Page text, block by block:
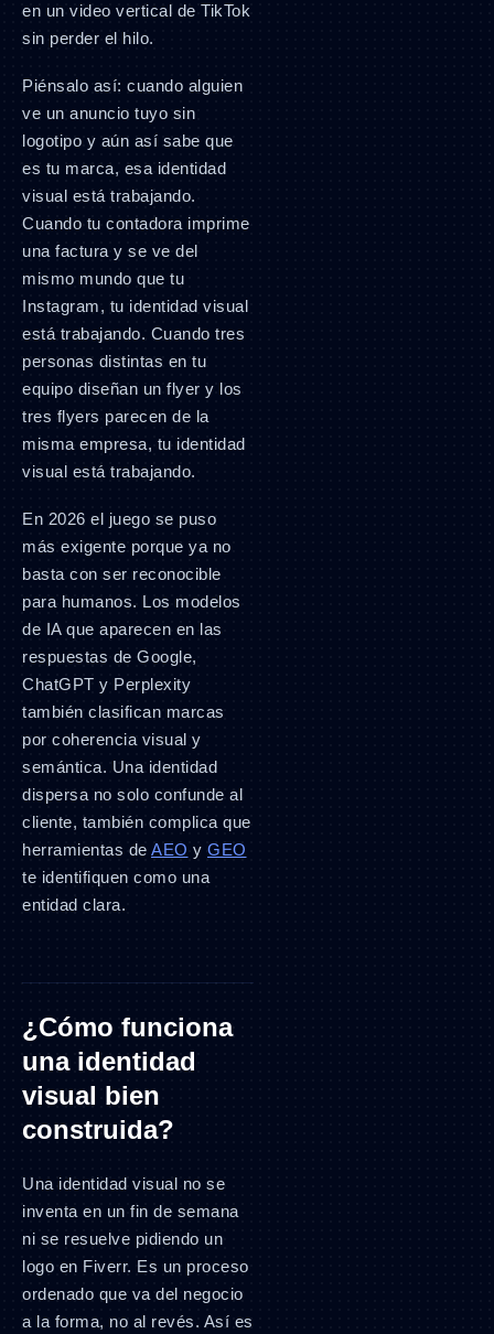
en un video vertical de TikTok
sin perder el hilo.
Piénsalo así: cuando alguien
ve un anuncio tuyo sin
logotipo y aún así sabe que
es tu marca, esa identidad
visual está trabajando.
Cuando tu contadora imprime
una factura y se ve del
mismo mundo que tu
Instagram, tu identidad visual
está trabajando. Cuando tres
personas distintas en tu
equipo diseñan un flyer y los
tres flyers parecen de la
misma empresa, tu identidad
visual está trabajando.
En 2026 el juego se puso
más exigente porque ya no
basta con ser reconocible
para humanos. Los modelos
de IA que aparecen en las
respuestas de Google,
ChatGPT y Perplexity
también clasifican marcas
por coherencia visual y
semántica. Una identidad
dispersa no solo confunde al
cliente, también complica que
herramientas de AEO y GEO
te identifiquen como una
entidad clara.
¿Cómo funciona
una identidad
visual bien
construida?
Una identidad visual no se
inventa en un fin de semana
ni se resuelve pidiendo un
logo en Fiverr. Es un proceso
ordenado que va del negocio
a la forma, no al revés. Así es